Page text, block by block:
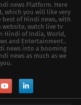
news Platform. Here
which you will like very
of Hindi news, with
watch live tv
Hindi of India, World,
and Entertainment..
news into a booming
news as much as we